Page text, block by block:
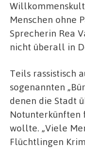
Menschen ohne
Sprecherin Rea
nicht überall in
Teils rassistisch
sogenannten
denen die Stadt
wollte. „Viele
Flüchtlingen